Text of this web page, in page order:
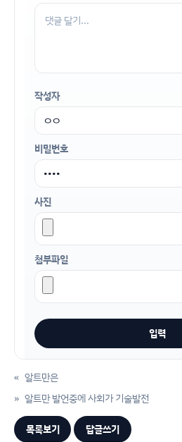
작성자
비밀번호
사진
첨부파일
« 알트만은
알트만 발언중에 사회가 기술발전
»
목록보기 답글쓰기